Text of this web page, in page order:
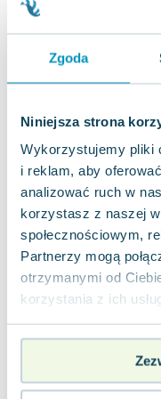
Zgoda
Niniejsza strona
Wykorzystujemy pliki
i reklam, aby
analizować ruch w
korzystasz z naszej
społecznościowym,
Partnerzy mogą
otrzymanymi od
korzystania z ich
Joseph Murphy
Jan Sztaudynger
Aleksander Puszkin
Oscar Wilde
Maddie Ziegler
Leszek Czarnecki
Joanna Racewicz
Maria Seweryn
Janina Zającówna
Eric Helms
Anna Prus (oprac.)
Nela Mała Reporterka
Barbara Wrzesińska
Virginia Woolf